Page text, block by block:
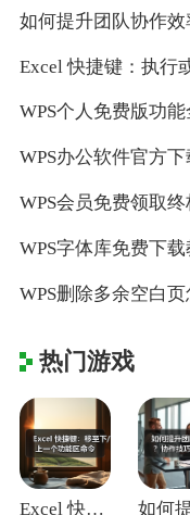
如何提升团队协作
Excel 快捷键：执行
WPS办公软件官方
热门游戏
Excel 快捷键：移至下/上一个功能区